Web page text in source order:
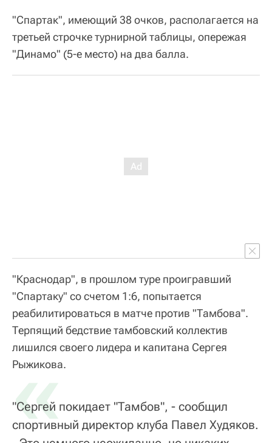
"Спартак", имеющий 38 очков, располагается на
третьей строчке турнирной таблицы, опережая
"Динамо" (5-е место) на два балла.
"Краснодар", в прошлом туре проигравший
"Спартаку" со счетом 1:6, попытается
реабилитироваться в матче против "Тамбова".
Терпящий бедствие тамбовский коллектив
лишился своего лидера и капитана Сергея
Рыжикова.
«
"Сергей покидает "Тамбов", - сообщил
спортивный директор клуба Павел Худяков.